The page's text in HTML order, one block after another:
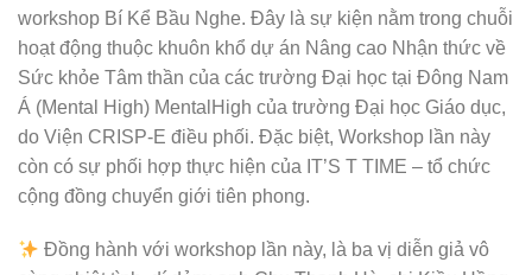
workshop Bí Kể Bầu Nghe. Đây là sự kiện nằm trong chuỗi
hoạt động thuộc khuôn khổ dự án Nâng cao Nhận thức về
Sức khỏe Tâm thần của các trường Đại học tại Đông Nam
Á (Mental High) MentalHigh của trường Đại học Giáo dục,
do Viện CRISP-E điều phối. Đặc biệt, Workshop lần này
còn có sự phối hợp thực hiện của IT’S T TIME – tổ chức
cộng đồng chuyển giới tiên phong.
Đồng hành với workshop lần này, là ba vị diễn giả vô